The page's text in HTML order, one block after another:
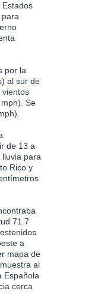
Estados
por la
al sur de
vientos
Se
de 13 a
para
Rico y
71.7
a
mapa de
al
Española
cerca